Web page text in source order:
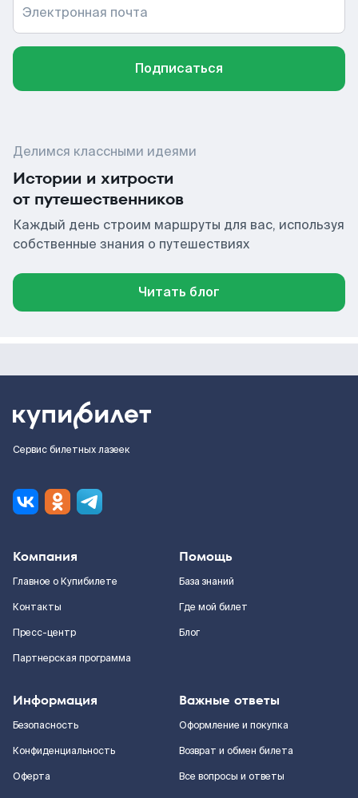
Электронная почта
Подписаться
Делимся классными идеями
Истории и хитрости
от путешественников
Каждый день строим маршруты для вас, используя
собственные знания о путешествиях
Читать блог
Сервис билетных лазеек
Компания
Главное о Купибилете
Контакты
Пресс-центр
Партнерская программа
Помощь
База знаний
Где мой билет
Блог
Информация
Безопасность
Конфиденциальность
Оферта
Важные ответы
Оформление и покупка
Возврат и обмен билета
Все вопросы и ответы